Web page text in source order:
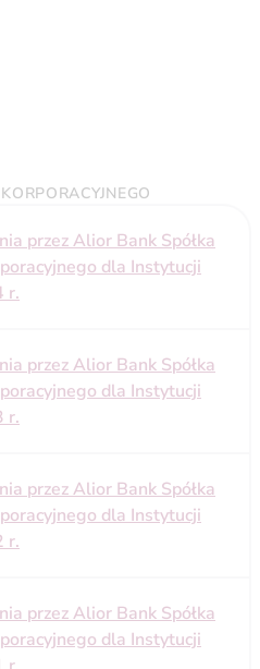
przez Alior Bank Spółka
dla Instytucji
r.
przez Alior Bank Spółka
dla Instytucji
r.
przez Alior Bank Spółka
dla Instytucji
r.
przez Alior Bank Spółka
dla Instytucji